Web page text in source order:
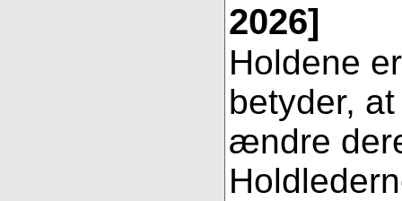
2026]
Holdene
betyder,
ændre